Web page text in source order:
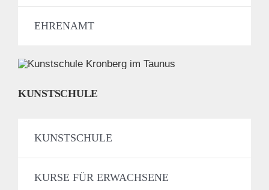
EHRENAMT
KUNSTSCHULE
KUNSTSCHULE
KURSE FÜR ERWACHSENE